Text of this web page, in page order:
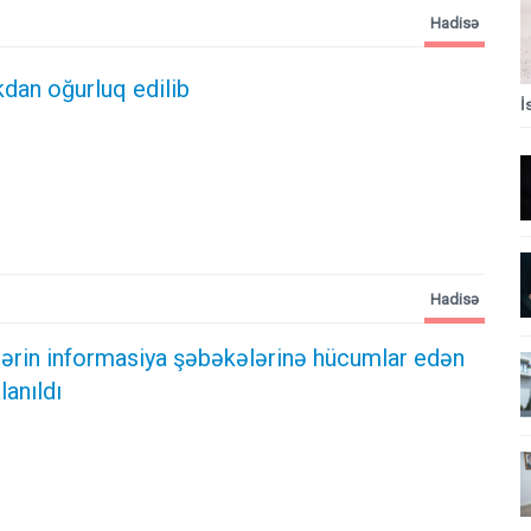
oğurluq edilib
Hadisə
informasiya şəbəkələrinə hücumlar edən
Hadisə